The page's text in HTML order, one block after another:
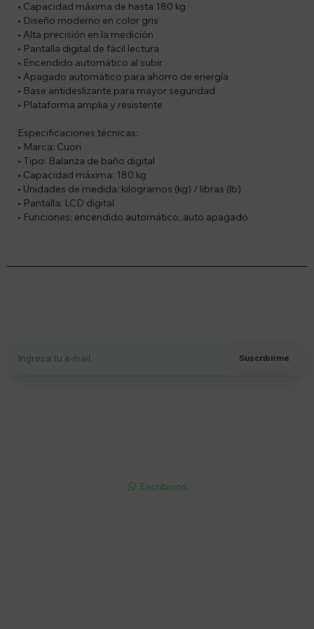
• Capacidad máxima de hasta 180 kg
• Diseño moderno en color gris
• Alta precisión en la medición
• Pantalla digital de fácil lectura
• Encendido automático al subir
• Apagado automático para ahorro de energía
• Base antideslizante para mayor seguridad
• Plataforma amplia y resistente
Especificaciones técnicas:
• Marca: Cuori
• Tipo: Balanza de baño digital
• Capacidad máxima: 180 kg
• Unidades de medida: kilogramos (kg) / libras (lb)
• Pantalla: LCD digital
• Funciones: encendido automático, auto apagado
Suscribirme
 Escribinos